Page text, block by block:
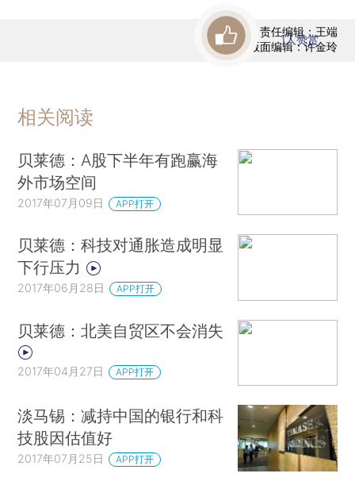
责任编辑：王端
版面编辑：许金玲
1人赞赏
相关阅读
贝莱德：A股下半年有跑赢海
外市场空间
2017年07月09日 APP打开
贝莱德：科技对通胀造成明显
下行压力
2017年06月28日 APP打开
贝莱德：北美自贸区不会消失
2017年04月27日 APP打开
淡马锡：减持中国的银行和科
技股因估值好
2017年07月25日 APP打开